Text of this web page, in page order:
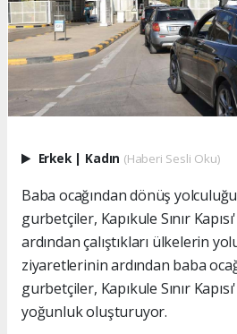
Erkek | Kadın (Haberi Sesli Oku)
Baba ocağından dönüş
gurbetçiler, Kapıkule Sınır
ardından çalıştıkları ülkelerin
ziyaretlerinin ardından baba
gurbetçiler, Kapıkule Sınır
yoğunluk oluşturuyor.